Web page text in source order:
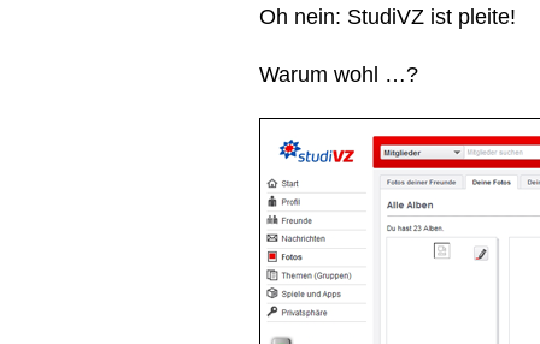
Oh nein: StudiVZ ist pleite!
Warum wohl …?